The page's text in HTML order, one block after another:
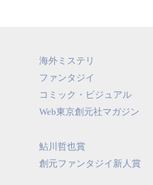
海外ミステリ
ファンタジイ
コミック・ビジュアル
Web東京創元社マガジン
鮎川哲也賞
創元ファンタジイ新人賞